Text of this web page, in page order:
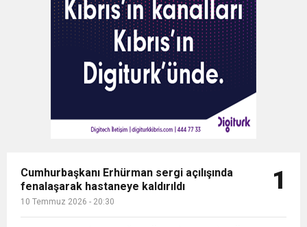
Cumhurbaşkanı Erhürman sergi açılışında
fenalaşarak hastaneye kaldırıldı
10 Temmuz 2026 - 20:30
1